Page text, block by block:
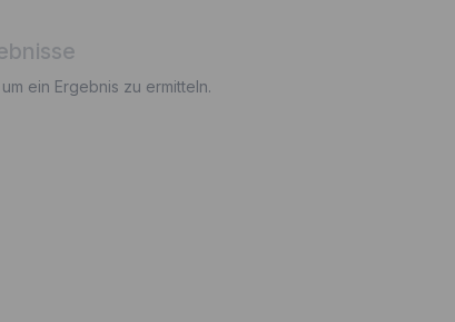
ein Ergebnis zu ermitteln.